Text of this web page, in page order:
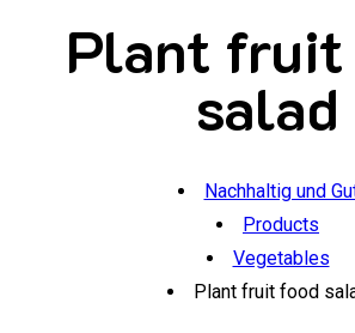
Plant fruit
salad
Nachhaltig und
Products
Vegetables
Plant fruit food